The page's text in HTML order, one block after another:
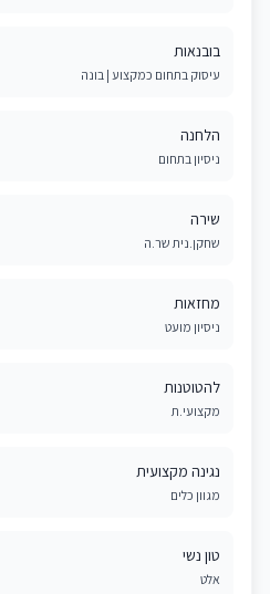
בובנאות
עיסוק בתחום כמקצוע | בונה
הלחנה
ניסיון בתחום
שירה
שחקן.נית שר.ה
מחזאות
ניסיון מועט
להטוטנות
מקצועי.ת
נגינה מקצועית
מגוון כלים
טון נשי
אלט